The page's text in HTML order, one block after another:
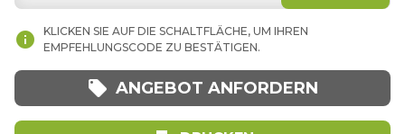
info
KLICKEN SIE AUF DIE SCHALTFLÄCHE, UM IHREN
EMPFEHLUNGSCODE ZU BESTÄTIGEN.
local_offer ANGEBOT ANFORDERN